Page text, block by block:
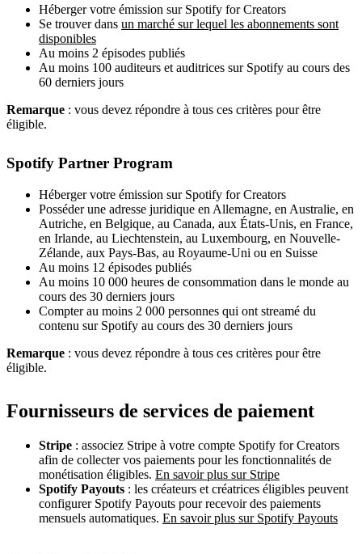
Héberger votre émission sur Spotify for Creators
Se trouver dans un marché sur lequel les abonnements sont
disponibles
Au moins 2 épisodes publiés
Au moins 100 auditeurs et auditrices sur Spotify au cours des
60 derniers jours
Remarque : vous devez répondre à tous ces critères pour être
éligible.
Spotify Partner Program
Héberger votre émission sur Spotify for Creators
Posséder une adresse juridique en Allemagne, en Australie, en
Autriche, en Belgique, au Canada, aux États-Unis, en France,
en Irlande, au Liechtenstein, au Luxembourg, en Nouvelle-
Zélande, aux Pays-Bas, au Royaume-Uni ou en Suisse
Au moins 12 épisodes publiés
Au moins 10 000 heures de consommation dans le monde au
cours des 30 derniers jours
Compter au moins 2 000 personnes qui ont streamé du
contenu sur Spotify au cours des 30 derniers jours
Remarque : vous devez répondre à tous ces critères pour être
éligible.
Fournisseurs de services de paiement
Stripe : associez Stripe à votre compte Spotify for Creators
afin de collecter vos paiements pour les fonctionnalités de
monétisation éligibles. En savoir plus sur Stripe
Spotify Payouts : les créateurs et créatrices éligibles peuvent
configurer Spotify Payouts pour recevoir des paiements
mensuels automatiques. En savoir plus sur Spotify Payouts